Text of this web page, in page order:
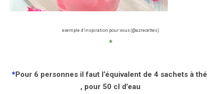
exemple d’inspiration pour vous (@azrecettes)
*
*Pour 6 personnes il faut l’équivalent de 4 sachets à thé
, pour 50 cl d’eau